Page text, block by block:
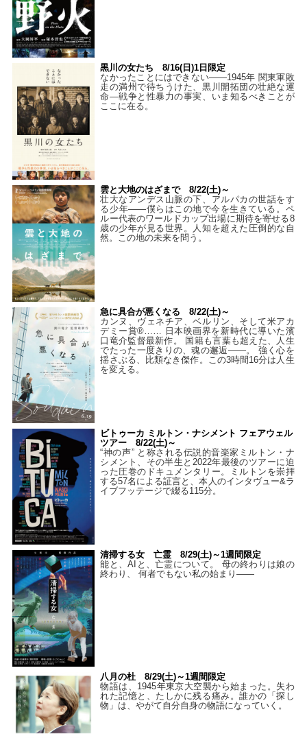
黒川の女たち 8/16(日)1日限定
なかったことにはできない——1945年 関東軍敗
走の満州で待ちうけた、黒川開拓団の壮絶な運
命―戦争と性暴力の事実、いま知るべきことが
ここに在る。
雲と大地のはざまで 8/22(土)～
壮大なアンデス山脈の下、アルパカの世話をす
る少年――僕らはこの地で今を生きている。ペ
ルー代表のワールドカップ出場に期待を寄せる8
歳の少年が見る世界。人知を超えた圧倒的な自
然。この地の未来を問う。
急に具合が悪くなる 8/22(土)～
カンヌ、ヴェネチア、ベルリン、そして米アカ
デミー賞®…… 日本映画界を新時代に導いた濱
口竜介監督最新作。 国籍も言葉も超えた、人生
でたった一度きりの、魂の邂逅――。 強く心を
揺さぶる、比類なき傑作。この3時間16分は人生
を変える。
ビトゥーカ ミルトン・ナシメント フェアウェル
ツアー 8/22(土)～
“神の声” と称される伝説的音楽家ミルトン・ナ
シメント、その半生と2022年最後のツアーに迫
った圧巻のドキュメンタリー。ミルトンを崇拝
する57名による証言と、本人のインタヴュー&ラ
イブフッテージで綴る115分。
清掃する女 亡霊 8/29(土)～1週間限定
能と、AIと、亡霊について。 母の終わりは娘の
終わり、 何者でもない私の始まり――
八月の杜 8/29(土)～1週間限定
物語は、1945年東京大空襲から始まった。失わ
れた記憶と、たしかに残る痛み。誰かの「探し
物」は、やがて自分自身の物語になっていく。